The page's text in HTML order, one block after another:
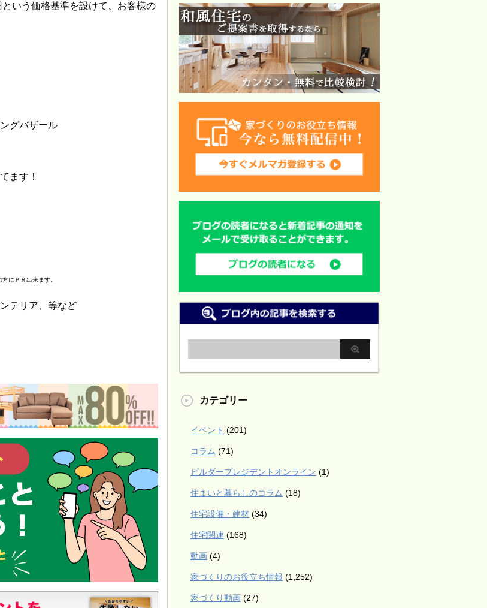
いう価格基準を設けて、お客様の
グバザール
ます！
にＰＲ出来ます。
テリア、等など
カテゴリー
イベント (201)
コラム (71)
ビルダープレジデントオンライン (1)
住まいと暮らしのコラム (18)
住宅設備・建材 (34)
住宅関連 (168)
動画 (4)
家づくりのお役立ち情報 (1,252)
家づくり動画 (27)